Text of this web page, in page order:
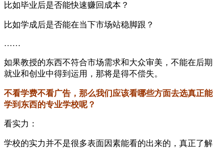
比如毕业后是否能快速赚回成本？
比如学成后是否能在当下市场站稳脚跟？
……
如果教授的东西不符合市场需求和大众审美，不能在后期
就业和创业中得到运用，那将是得不偿失。
不看学费不看广告，那么我们应该看哪些方面去选真正能
学到东西的专业学校呢？
看实力：
学校的实力并不是很多表面因素能看的出来的，真正了解